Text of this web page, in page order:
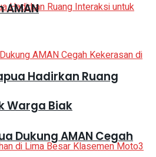
Hadirkan Ruang
Warga Biak
AMAN
Dukung AMAN Cegah